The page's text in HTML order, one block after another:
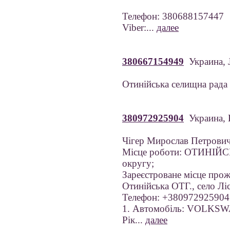
Телефон: 380688157447
Viber:... далее
380667154949 Украина,
Отинійська селищна рада
380972925904
Чігер Мирослав
Місце роботи:
округу;
Зареєстроване місце
Отинійська ОТГ., село
Телефон: +380972925904
1. Автомобіль:
Рік... далее